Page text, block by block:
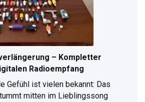
– Kompletter
Radioempfang
Gefühl ist vielen bekannt: Das
mitten im Lieblingssong